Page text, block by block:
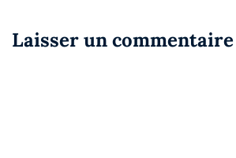
Laisser un commentaire